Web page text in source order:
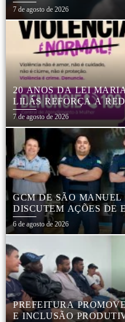
7 de agosto de 2026
20 ANOS DA LEI
LILÁS REFORÇA A
MULHERES EM
7 de agosto de 2026
GCM DE SÃO
DISCUTEM AÇÕES DE
SEGURANÇA NO
6 de agosto de 2026
PREFEITURA
E INCLUSÃO